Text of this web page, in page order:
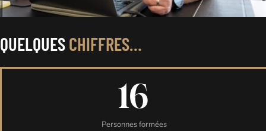
QUELQUESCHIFFRES…
16
Personnes formées